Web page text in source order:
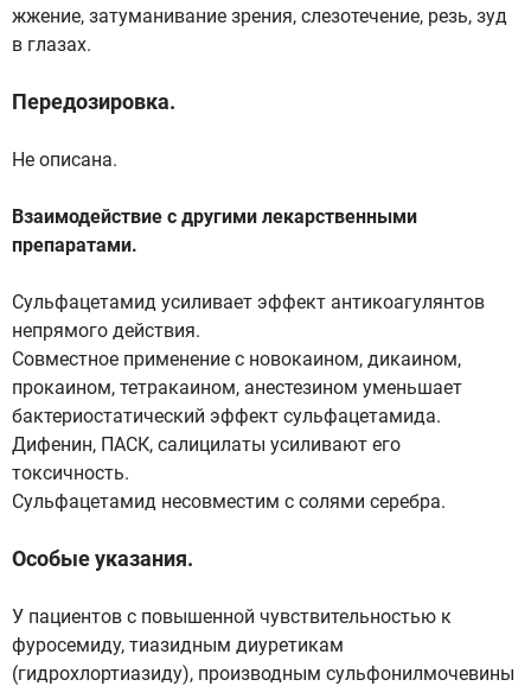
жжение, затуманивание зрения, слезотечение, резь, зуд
в глазах.
Передозировка.
Не описана.
Взаимодействие с другими лекарственными
препаратами.
Сульфацетамид усиливает эффект антикоагулянтов
непрямого действия.
Совместное применение с новокаином, дикаином,
прокаином, тетракаином, анестезином уменьшает
бактериостатический эффект сульфацетамида.
Дифенин, ПАСК, салицилаты усиливают его
токсичность.
Сульфацетамид несовместим с солями серебра.
Особые указания.
У пациентов с повышенной чувствительностью к
фуросемиду, тиазидным диуретикам
(гидрохлортиазиду), производным сульфонилмочевины